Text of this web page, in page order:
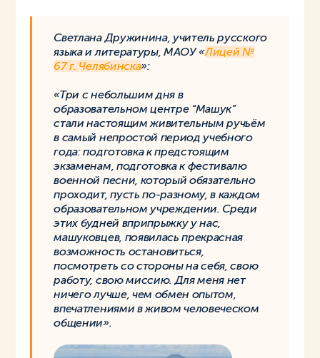
Светлана Дружинина, учитель русского
языка и литературы, МАОУ «Лицей №
67 г. Челябинска»:
«Три с небольшим дня в
образовательном центре “Машук”
стали настоящим живительным ручьём
в самый непростой период учебного
года: подготовка к предстоящим
экзаменам, подготовка к фестивалю
военной песни, который обязательно
проходит, пусть по-разному, в каждом
образовательном учреждении. Среди
этих будней вприпрыжку у нас,
машуковцев, появилась прекрасная
возможность остановиться,
посмотреть со стороны на себя, свою
работу, свою миссию. Для меня нет
ничего лучше, чем обмен опытом,
впечатлениями в живом человеческом
общении».